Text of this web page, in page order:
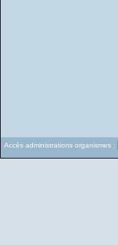
Accès administrations organismes :